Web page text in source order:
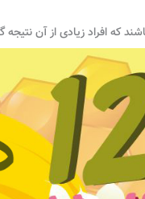
که افراد زیادی از آن نتیجه